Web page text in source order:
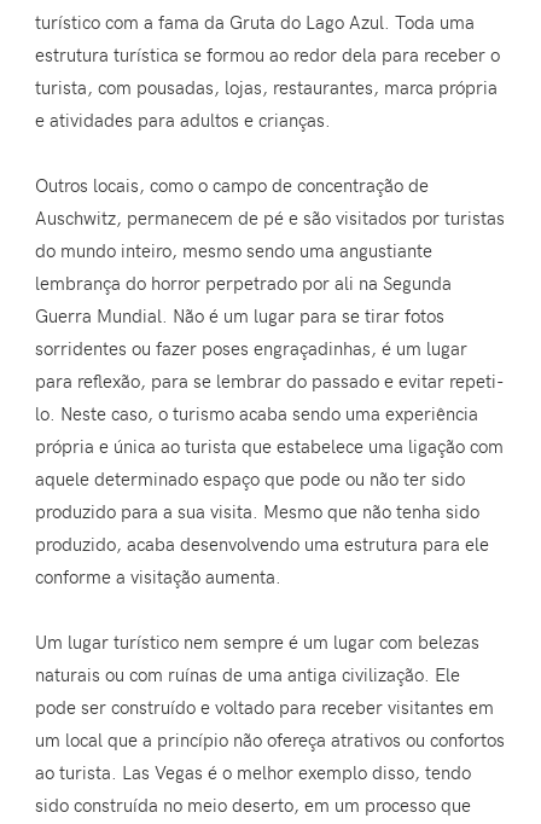
turístico com a fama da Gruta do Lago Azul. Toda uma
estrutura turística se formou ao redor dela para receber o
turista, com pousadas, lojas, restaurantes, marca própria
e atividades para adultos e crianças.
Outros locais, como o campo de concentração de
Auschwitz, permanecem de pé e são visitados por turistas
do mundo inteiro, mesmo sendo uma angustiante
lembrança do horror perpetrado por ali na Segunda
Guerra Mundial. Não é um lugar para se tirar fotos
sorridentes ou fazer poses engraçadinhas, é um lugar
para reflexão, para se lembrar do passado e evitar repeti-
lo. Neste caso, o turismo acaba sendo uma experiência
própria e única ao turista que estabelece uma ligação com
aquele determinado espaço que pode ou não ter sido
produzido para a sua visita. Mesmo que não tenha sido
produzido, acaba desenvolvendo uma estrutura para ele
conforme a visitação aumenta.
Um lugar turístico nem sempre é um lugar com belezas
naturais ou com ruínas de uma antiga civilização. Ele
pode ser construído e voltado para receber visitantes em
um local que a princípio não ofereça atrativos ou confortos
ao turista. Las Vegas é o melhor exemplo disso, tendo
sido construída no meio deserto, em um processo que